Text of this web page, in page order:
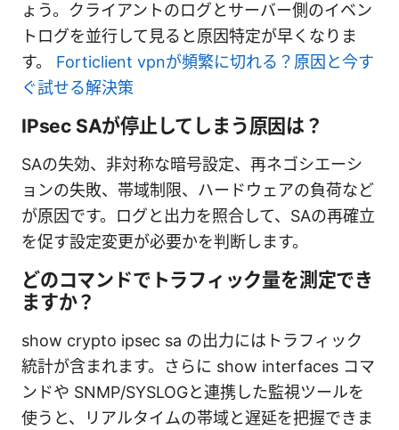
ょう。クライアントのログとサーバー側のイベン
トログを並行して見ると原因特定が早くなりま
す。 Forticlient vpnが頻繁に切れる？原因と今す
ぐ試せる解決策
IPsec SAが停止してしまう原因は？
SAの失効、非対称な暗号設定、再ネゴシエーシ
ョンの失敗、帯域制限、ハードウェアの負荷など
が原因です。ログと出力を照合して、SAの再確立
を促す設定変更が必要かを判断します。
どのコマンドでトラフィック量を測定でき
ますか？
show crypto ipsec sa の出力にはトラフィック
統計が含まれます。さらに show interfaces コマ
ンドや SNMP/SYSLOGと連携した監視ツールを
使うと、リアルタイムの帯域と遅延を把握できま